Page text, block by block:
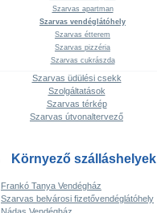
Szarvas apartman
Szarvas vendéglátóhely
Szarvas étterem
Szarvas pizzéria
Szarvas cukrászda
Szarvas üdülési csekk
Szolgáltatások
Szarvas térkép
Szarvas útvonaltervező
Környező szálláshelyek
Frankó Tanya Vendégház
Szarvas belvárosi fizetővendéglátóhely